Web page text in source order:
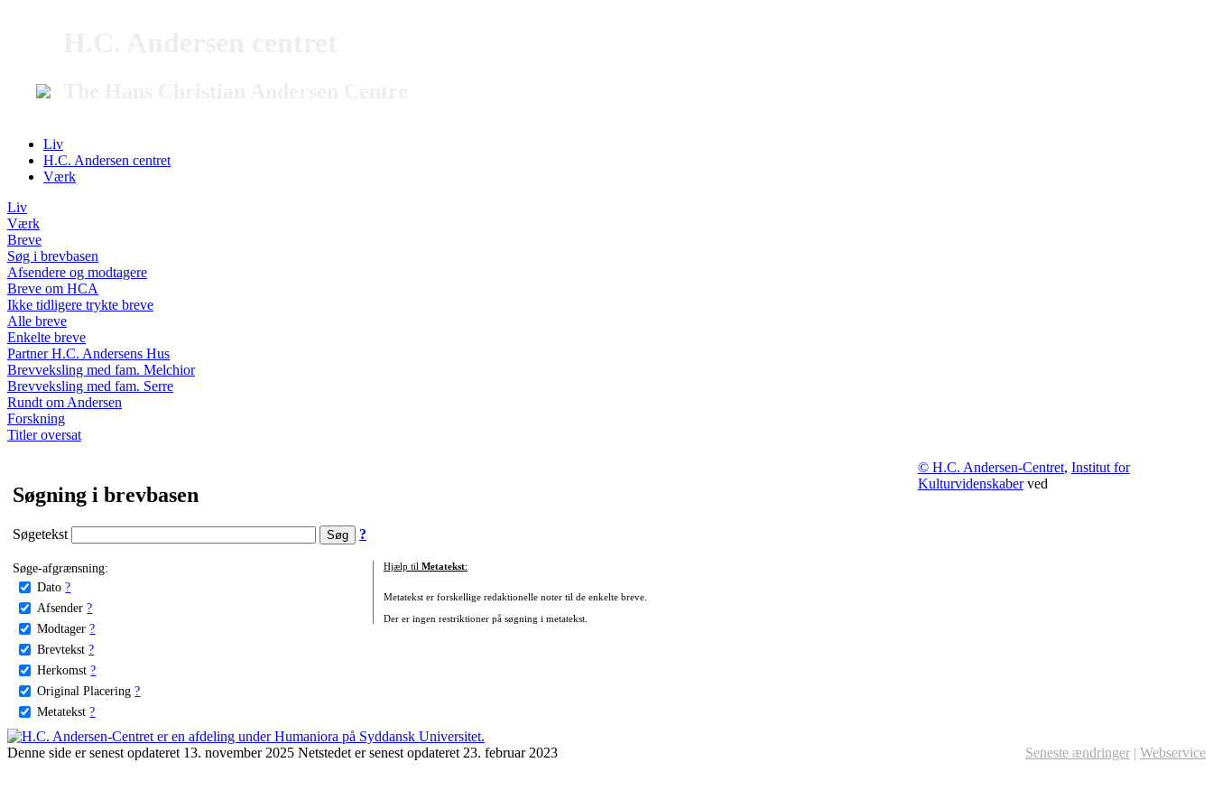
Liv
H.C. Andersen centret
Værk
Liv
Værk
Breve
Søg i brevbasen
Afsendere og modtagere
Breve om HCA
Ikke tidligere trykte breve
Alle breve
Enkelte breve
Partner H.C. Andersens Hus
Brevveksling med fam. Melchior
Brevveksling med fam. Serre
Rundt om Andersen
Forskning
Titler oversat
Søgning i brevbasen
Søgetekst ?
Søge-afgrænsning:
Dato ?
Afsender ?
Modtager ?
Brevtekst ?
Herkomst ?
Original Placering ?
Metatekst ?
Hjælp til Metatekst:
Metatekst er forskellige redaktionelle noter til de enkelte breve.
Der er ingen restriktioner på søgning i metatekst.
© H.C. Andersen-Centret, Institut for
Kulturvidenskaberved
Denne side er senest opdateret 13. november 2025 Netstedet er senest opdateret 23. februar 2023 Seneste ændringer | Webservice